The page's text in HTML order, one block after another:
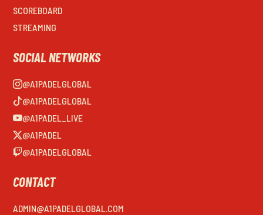
SCOREBOARD
STREAMING
SOCIAL NETWORKS
@A1PADELGLOBAL
@A1PADELGLOBAL
@A1PADEL_LIVE
@A1PADEL
@A1PADELGLOBAL
CONTACT
ADMIN@A1PADELGLOBAL.COM